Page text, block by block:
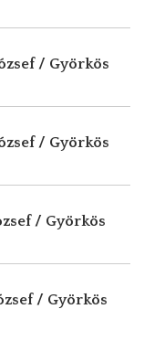
/ Györkös
/ Györkös
/ Györkös
/ Györkös